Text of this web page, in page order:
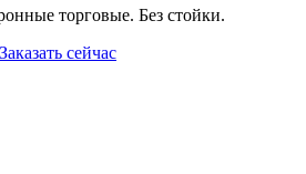
торговые. Без стойки.
Заказать сейчас